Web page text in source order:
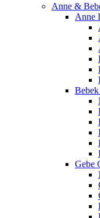
Anne &
Anne
Gebe